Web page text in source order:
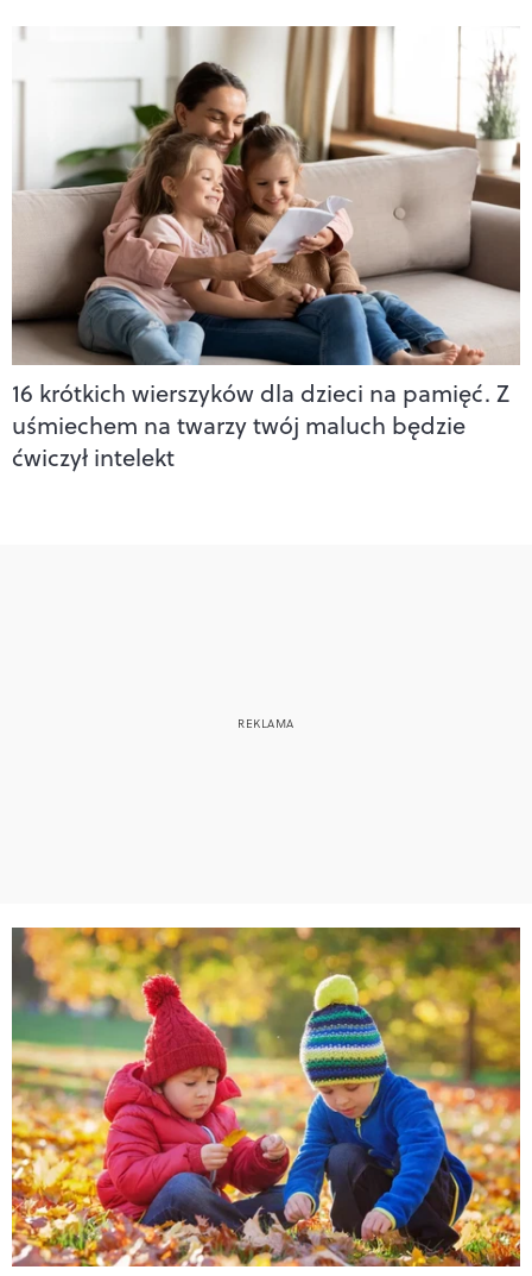
16 krótkich wierszyków dla dzieci na pamięć. Z
uśmiechem na twarzy twój maluch będzie
ćwiczył intelekt